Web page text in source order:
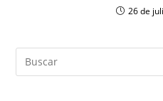
26 de